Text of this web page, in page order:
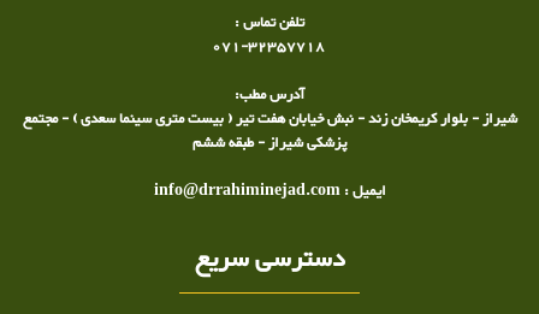
تلفن تماس :
071-32357718
آدرس مطب:
شیراز - بلوار کریمخان زند - نبش خیابان هفت تیر ( بیست متری سینما سعدی ) - مجتمع
پزشکی شیراز - طبقه ششم
ایمیل : info@drrahiminejad.com
دسترسی سریع